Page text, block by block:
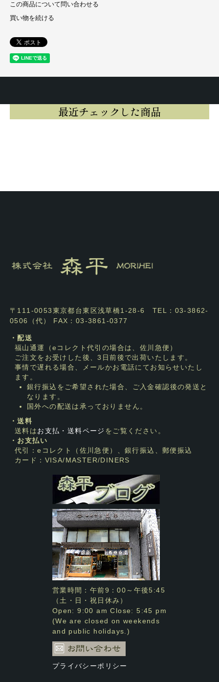
この商品について問い合わせる
買い物を続ける
最近チェックした商品
〒111-0053東京都台東区浅草橋1-28-6 TEL：03-3862-
0506（代） FAX：03-3861-0377
・配送
福山通運（eコレクト代引の場合は、佐川急便）
ご注文をお受けした後、3日前後で出荷いたします。
事情で遅れる場合、メールかお電話にてお知らせいたし
ます。
銀行振込をご希望された場合、ご入金確認後の発送と
なります。
国外への配送は承っておりません。
・送料
送料はお支払・送料ページ をご覧ください。
・お支払い
代引：eコレクト（佐川急便）、銀行振込、郵便振込
カード：VISA/MASTER/DINERS
営業時間：午前9：00～午後5:45
（土・日・祝日休み）
Open: 9:00 am Close: 5:45 pm
(We are closed on weekends
and public holidays.)
プライバシーポリシー